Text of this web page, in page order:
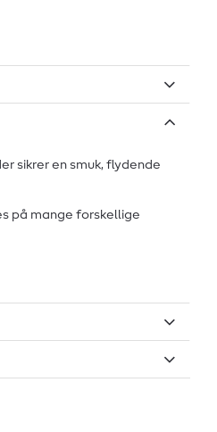
sikrer en smuk, flydende
på mange forskellige